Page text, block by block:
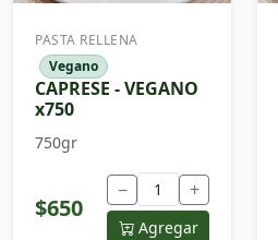
PASTA RELLENA
Vegano
CAPRESE - VEGANO
x750
750gr
$650
− +
Agregar